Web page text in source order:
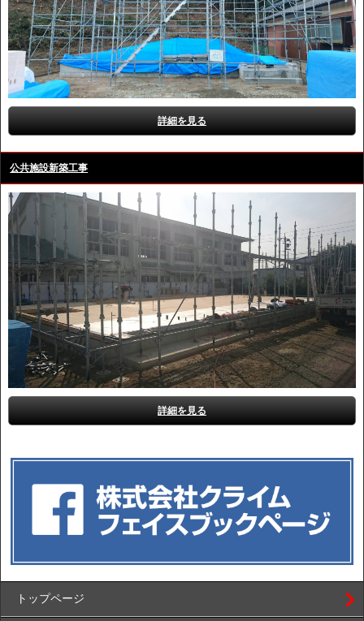
詳細を見る
公共施設新築工事
詳細を見る
トップページ